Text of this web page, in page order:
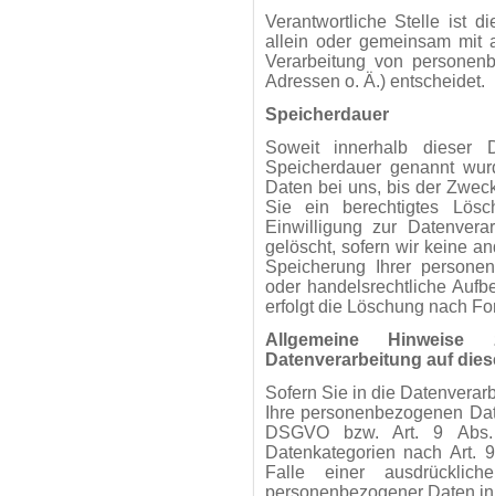
Verantwortliche Stelle ist
allein oder gemeinsam mit
Verarbeitung von
Adressen o. Ä.) entscheidet.
Speicherdauer
Soweit innerhalb dieser
Speicherdauer genannt
Daten bei uns, bis der
Sie ein berechtigtes
Einwilligung zur
gelöscht, sofern wir keine
Speicherung Ihrer
oder handelsrechtliche
erfolgt die Löschung nach
Allgemeine
Datenverarbeitung auf
Sofern Sie in die
Ihre personenbezogenen
DSGVO bzw. Art. 9
Datenkategorien nach Art.
Falle einer